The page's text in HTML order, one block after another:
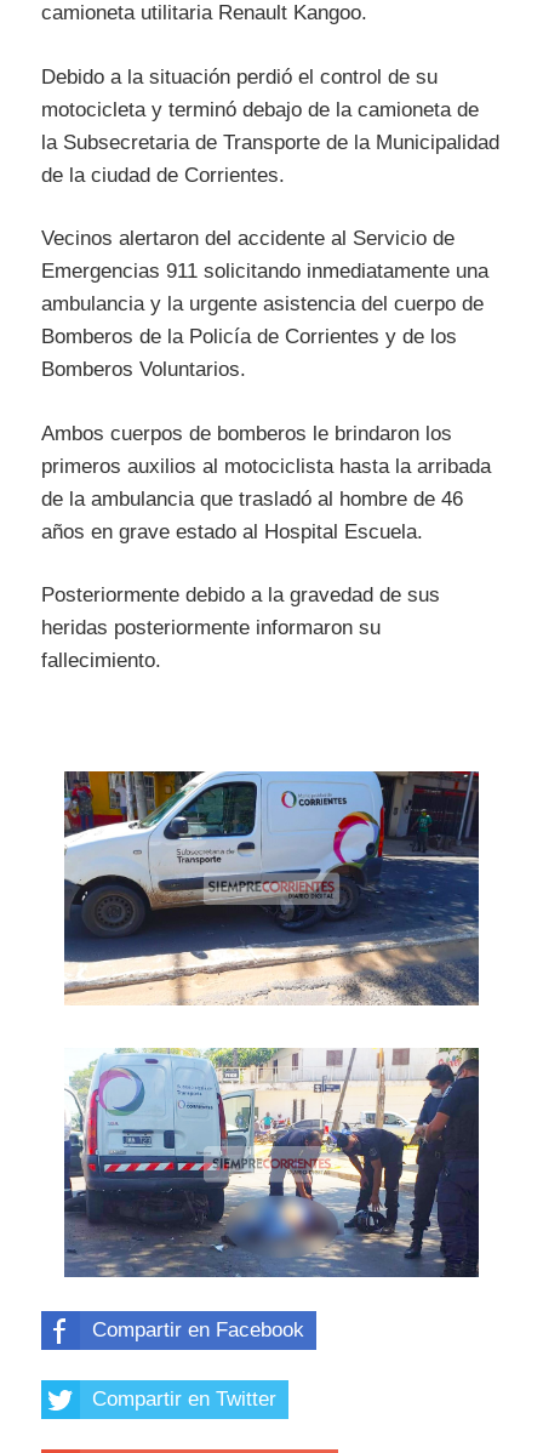
camioneta utilitaria Renault Kangoo.
Debido a la situación perdió el control de su
motocicleta y terminó debajo de la camioneta de
la Subsecretaria de Transporte de la Municipalidad
de la ciudad de Corrientes.
Vecinos alertaron del accidente al Servicio de
Emergencias 911 solicitando inmediatamente una
ambulancia y la urgente asistencia del cuerpo de
Bomberos de la Policía de Corrientes y de los
Bomberos Voluntarios.
Ambos cuerpos de bomberos le brindaron los
primeros auxilios al motociclista hasta la arribada
de la ambulancia que trasladó al hombre de 46
años en grave estado al Hospital Escuela.
Posteriormente debido a la gravedad de sus
heridas posteriormente informaron su
fallecimiento.
Compartir en Facebook
Compartir en Twitter